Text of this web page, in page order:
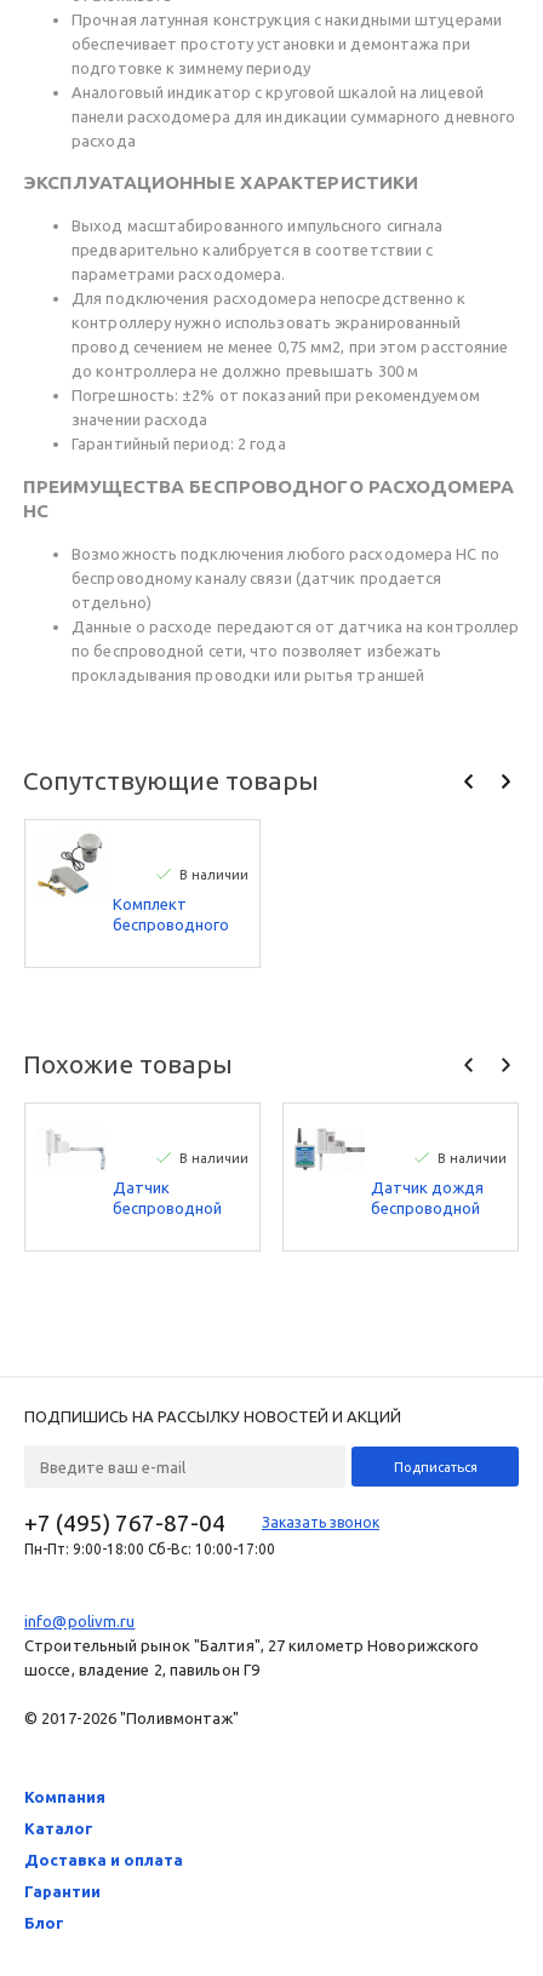
Прочная латунная конструкция с накидными штуцерами
обеспечивает простоту установки и демонтажа при
подготовке к зимнему периоду
Аналоговый индикатор с круговой шкалой на лицевой
панели расходомера для индикации суммарного дневного
расхода
ЭКСПЛУАТАЦИОННЫЕ ХАРАКТЕРИСТИКИ
Выход масштабированного импульсного сигнала
предварительно калибруется в соответствии с
параметрами расходомера.
Для подключения расходомера непосредственно к
контроллеру нужно использовать экранированный
провод сечением не менее 0,75 мм2, при этом расстояние
до контроллера не должно превышать 300 м
Погрешность: ±2% от показаний при рекомендуемом
значении расхода
Гарантийный период: 2 года
ПРЕИМУЩЕСТВА БЕСПРОВОДНОГО РАСХОДОМЕРА
HC
Возможность подключения любого расходомера HC по
беспроводному каналу связи (датчик продается
отдельно)
Данные о расходе передаются от датчика на контроллер
по беспроводной сети, что позволяет избежать
прокладывания проводки или рытья траншей
Сопутствующие товары
В наличии
Комплект
беспроводного
HC-FLOW-INT
Похожие товары
В наличии
Датчик
беспроводной
В наличии
Датчик дождя
беспроводной
ПОДПИШИСЬ НА РАССЫЛКУ НОВОСТЕЙ И АКЦИЙ
+7 (495) 767-87-04
Заказать звонок
Пн-Пт: 9:00-18:00 Сб-Вс: 10:00-17:00
info@polivm.ru
Строительный рынок "Балтия", 27 километр Новорижского
шоссе, владение 2, павильон Г9
© 2017-2026 "Поливмонтаж"
Компания
Каталог
Доставка и оплата
Гарантии
Блог